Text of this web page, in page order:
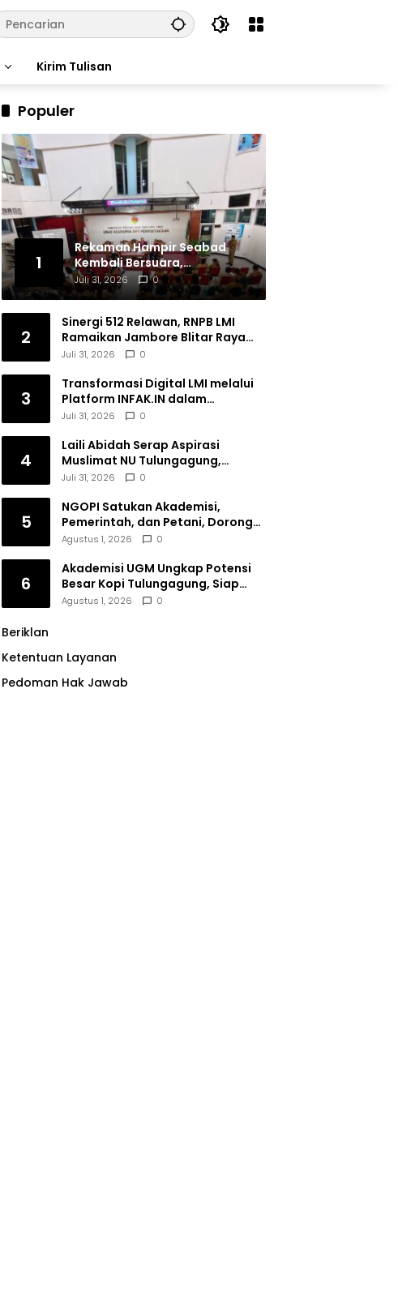
Kirim Tulisan
Populer
1
Rekaman Hampir Seabad
Kembali Bersuara,
Masyarakat Flores Hidupkan
Lagi Ingatan Leluhur
Juli 31, 2026 0
2
Sinergi 512 Relawan, RNPB LMI
Ramaikan Jambore Blitar Raya
2026
Juli 31, 2026 0
3
Transformasi Digital LMI melalui
Platform INFAK.IN dalam
Meningkatkan Penghimpunan
Juli 31, 2026 0
4
Laili Abidah Serap Aspirasi
Muslimat NU Tulungagung,
Dorong Penguatan Peran
Juli 31, 2026 0
5
NGOPI Satukan Akademisi,
Pemerintah, dan Petani, Dorong
Konservasi Hutan serta Daya
Agustus 1, 2026 0
6
Akademisi UGM Ungkap Potensi
Besar Kopi Tulungagung, Siap
Bersaing di Pasar Nasional hingga
Agustus 1, 2026 0
Beriklan
Ketentuan Layanan
Pedoman Hak Jawab